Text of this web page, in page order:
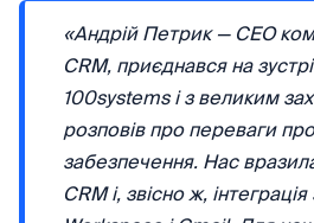
«Андрій Петрик — CEO
CRM, приєднався на
100systems і з великим
розповів про переваги
забезпечення. Нас
CRM і, звісно ж,